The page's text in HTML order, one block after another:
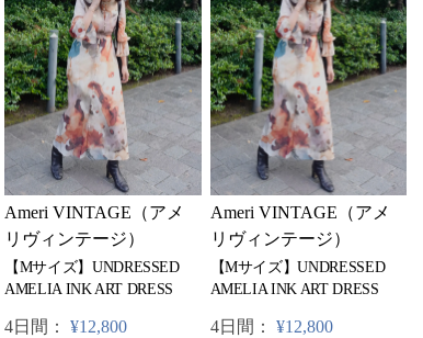
Ameri VINTAGE（アメ
リヴィンテージ）
【Mサイズ】UNDRESSED
AMELIA INK ART DRESS
4日間： ¥12,800
Ameri VINTAGE（アメ
リヴィンテージ）
【Mサイズ】UNDRESSED
AMELIA INK ART DRESS
4日間： ¥12,800